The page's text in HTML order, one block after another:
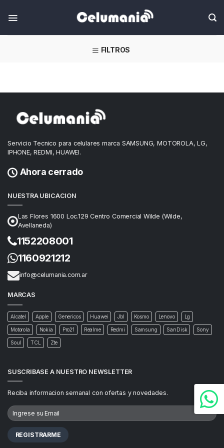
FILTROS
Servicio Tecnico para celulares marca SAMSUNG, MOTOROLA, LG,
IPHONE, REDMI, HUAWEI.
Ahora cerrado
NUESTRA UBICACION
Las Flores 1600 Loc.129 Centro Comercial Wilde (Wilde,
Avellaneda)
1152208001
1160921212
info@celumania.com.ar
MARCAS
Alcatel Apple Genericos Huawei Jbl Kosmo Lenovo Lg
Motorola Nokia Pro21 Realme Redmi Samsung SanDisk Sony
Soul TCL Zte
SUSCRIBASE A NUESTRO NEWSLETTER
Reciba informacion semanal con ofertas y novedades.